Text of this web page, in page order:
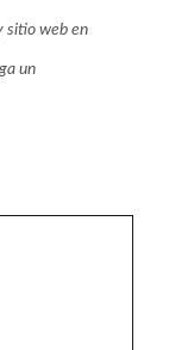
sitio web en
un